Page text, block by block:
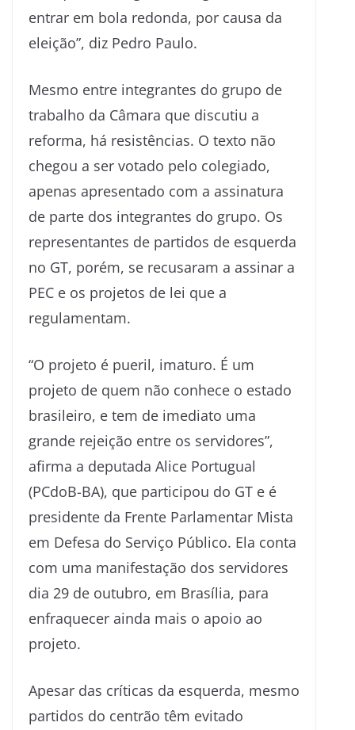
entrar em bola redonda, por causa da
eleição”, diz Pedro Paulo.
Mesmo entre integrantes do grupo de
trabalho da Câmara que discutiu a
reforma, há resistências. O texto não
chegou a ser votado pelo colegiado,
apenas apresentado com a assinatura
de parte dos integrantes do grupo. Os
representantes de partidos de esquerda
no GT, porém, se recusaram a assinar a
PEC e os projetos de lei que a
regulamentam.
“O projeto é pueril, imaturo. É um
projeto de quem não conhece o estado
brasileiro, e tem de imediato uma
grande rejeição entre os servidores”,
afirma a deputada Alice Portugual
(PCdoB-BA), que participou do GT e é
presidente da Frente Parlamentar Mista
em Defesa do Serviço Público. Ela conta
com uma manifestação dos servidores
dia 29 de outubro, em Brasília, para
enfraquecer ainda mais o apoio ao
projeto.
Apesar das críticas da esquerda, mesmo
partidos do centrão têm evitado